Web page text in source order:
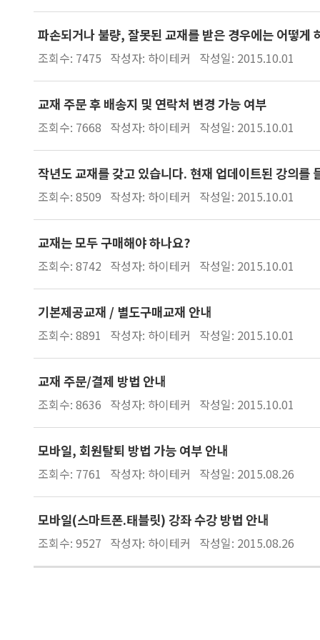
파손되거나 불량, 잘못된 교재를 받은 경우에는 어떻게
조회수: 7475 작성자: 하이테커 작성일: 2015.10.01
교재 주문 후 배송지 및 연락처 변경 가능 여부
조회수: 7668 작성자: 하이테커 작성일: 2015.10.01
작년도 교재를 갖고 있습니다. 현재 업데이트된 강의를
조회수: 8509 작성자: 하이테커 작성일: 2015.10.01
교재는 모두 구매해야 하나요?
조회수: 8742 작성자: 하이테커 작성일: 2015.10.01
기본제공교재 / 별도구매교재 안내
조회수: 8891 작성자: 하이테커 작성일: 2015.10.01
교재 주문/결제 방법 안내
조회수: 8636 작성자: 하이테커 작성일: 2015.10.01
모바일, 회원탈퇴 방법 가능 여부 안내
조회수: 7761 작성자: 하이테커 작성일: 2015.08.26
모바일(스마트폰.태블릿) 강좌 수강 방법 안내
조회수: 9527 작성자: 하이테커 작성일: 2015.08.26